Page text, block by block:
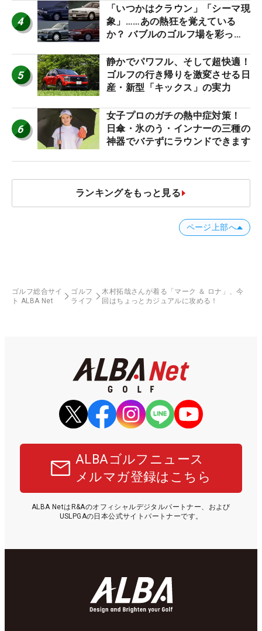
4
「いつかはクラウン」「シーマ現
象」……あの熱狂を覚えている
か？ バブルのゴルフ場を彩った
5
静かでパワフル、そして超快適！
ゴルフの行き帰りを激変させる日
産・新型「キックス」の実力
6
女子プロのガチの熱中症対策！
日傘・氷のう・インナーの三種の
神器でバテずにラウンドできます
ランキングをもっと見る
ページ上部へ
ゴルフ総合サイ
ト ALBA Net
ゴルフ
ライフ
木村拓哉さんが着る「マーク ＆ ロナ」、今
回はちょっとカジュアルに攻める！
ALBAゴルフニュース
メルマガ登録はこちら
ALBA NetはR&Aのオフィシャルデジタルパートナー、および
USLPGAの日本公式サイトパートナーです。